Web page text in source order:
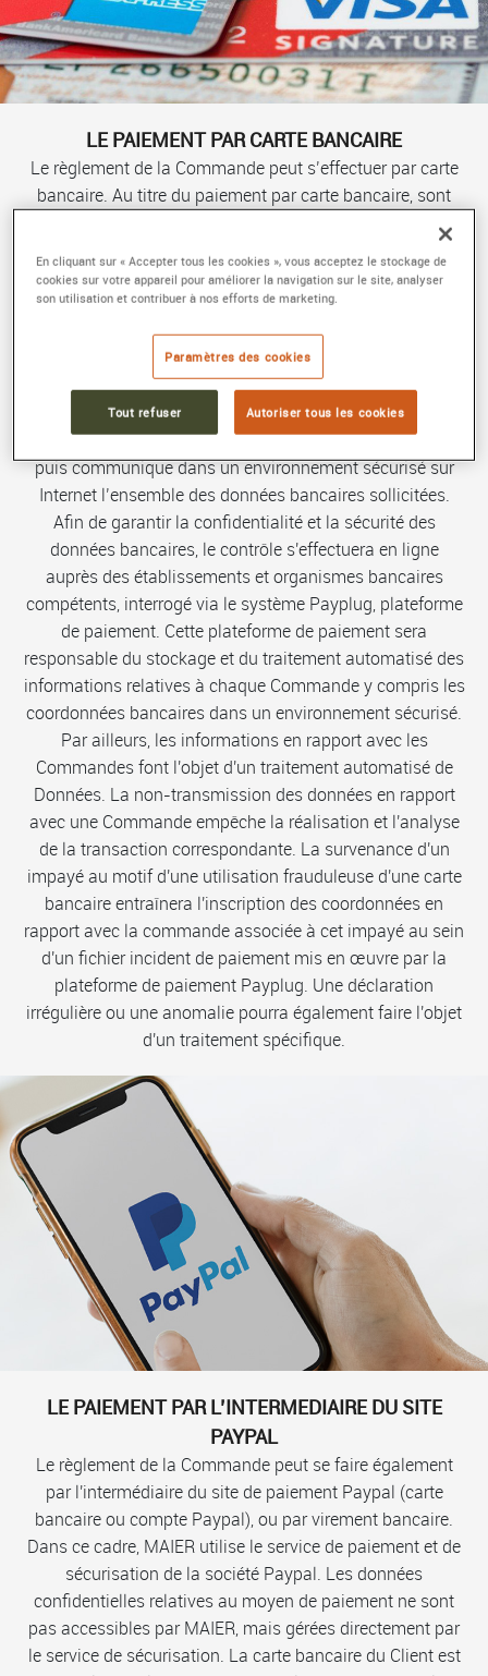
LE PAIEMENT PAR CARTE BANCAIRE
Le règlement de la Commande peut s’effectuer par carte
bancaire. Au titre du paiement par carte bancaire, sont
émises sur des comptes bancaires domiciliés en France
Métropolitaine (y compris la Corse), par virement bancaire
au bénéfice de MAIER. La carte bancaire du Client est
débitée lors de la Commande au Client. A cette fin, le
Client garantit à la société MAIER lors d'une Commande
qu'il est le titulaire de la carte bancaire et que le nom
figurant sur cette carte bancaire à débiter est bien le sien
puis communique dans un environnement sécurisé sur
Internet l’ensemble des données bancaires sollicitées.
Afin de garantir la confidentialité et la sécurité des
données bancaires, le contrôle s'effectuera en ligne
auprès des établissements et organismes bancaires
compétents, interrogé via le système Payplug, plateforme
de paiement. Cette plateforme de paiement sera
responsable du stockage et du traitement automatisé des
informations relatives à chaque Commande y compris les
coordonnées bancaires dans un environnement sécurisé.
Par ailleurs, les informations en rapport avec les
Commandes font l'objet d'un traitement automatisé de
Données. La non-transmission des données en rapport
avec une Commande empêche la réalisation et l'analyse
de la transaction correspondante. La survenance d'un
impayé au motif d'une utilisation frauduleuse d'une carte
bancaire entraînera l'inscription des coordonnées en
rapport avec la commande associée à cet impayé au sein
d'un fichier incident de paiement mis en œuvre par la
plateforme de paiement Payplug. Une déclaration
irrégulière ou une anomalie pourra également faire l'objet
d'un traitement spécifique.
LE PAIEMENT PAR L’INTERMEDIAIRE DU SITE
PAYPAL
Le règlement de la Commande peut se faire également
par l'intermédiaire du site de paiement Paypal (carte
bancaire ou compte Paypal), ou par virement bancaire.
Dans ce cadre, MAIER utilise le service de paiement et de
sécurisation de la société Paypal. Les données
confidentielles relatives au moyen de paiement ne sont
pas accessibles par MAIER, mais gérées directement par
le service de sécurisation. La carte bancaire du Client est
En cliquant sur « Accepter tous les cookies », vous acceptez le stockage de
cookies sur votre appareil pour améliorer la navigation sur le site, analyser
son utilisation et contribuer à nos efforts de marketing.
Paramètres des cookies
Tout refuser Autoriser tous les cookies